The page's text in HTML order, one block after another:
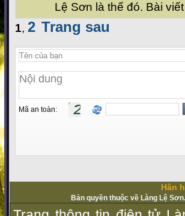
Lệ Sơn là thế đó. Bài
1, 2 Trang sau
Mã an toàn:
Hân
Bản quyền thuộc về Làng Lệ